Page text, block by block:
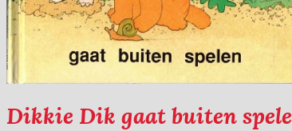
Dikkie Dik gaat buiten